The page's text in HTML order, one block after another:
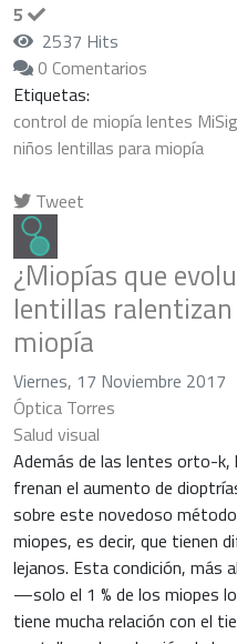
5
2537 Hits
0 Comentarios
Etiquetas:
control de miopíalentes
niños lentillas para miopía
Tweet
pinterest
¿Miopías que
lentillas
miopía
Viernes, 17 Noviembre 2017
Óptica Torres
Salud visual
Además de las lentes orto-k,
frenan el aumento de
sobre este novedoso
miopes, es decir, que tienen
lejanos. Esta condición, más
—solo el 1 % de los miopes
tiene mucha relación con el